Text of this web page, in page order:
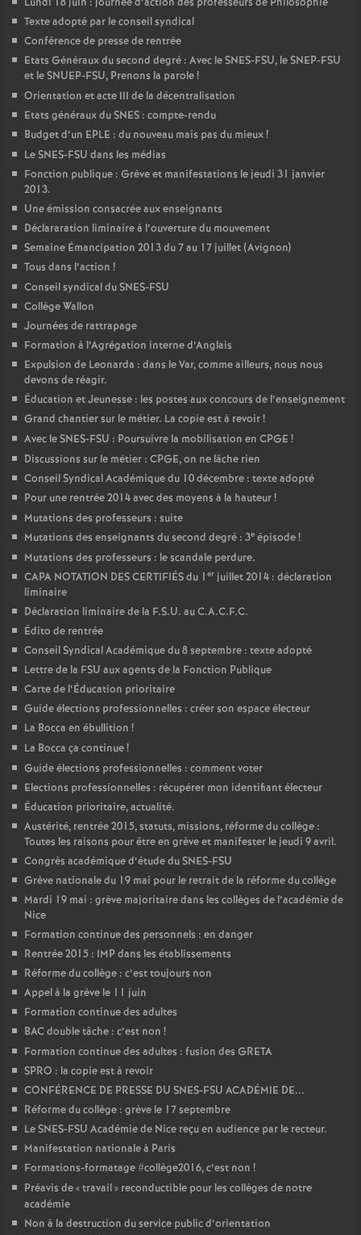
Texte adopté par le conseil syndical
Conférence de presse de rentrée
Etats Généraux du second degré : Avec le SNES-FSU, le SNEP-FSU
et le SNUEP-FSU, Prenons la parole!
Orientation et acte III de la décentralisation
Etats généraux du SNES : compte-rendu
Budget d’un EPLE : du nouveau mais pas du mieux!
Le SNES-FSU dans les médias
Fonction publique : Grève et manifestations le jeudi 31 janvier
2013.
Une émission consacrée aux enseignants
Déclararation liminaire à l’ouverture du mouvement
Semaine Émancipation 2013 du 7 au 17 juillet (Avignon)
Tous dans l’action !
Conseil syndical du SNES-FSU
Collège Wallon
Journées de rattrapage
Formation à l’Agrégation interne d’Anglais
Expulsion de Leonarda : dans le Var, comme ailleurs, nous nous
devons de réagir.
Éducation et Jeunesse : les postes aux concours de l’enseignement
Grand chantier sur le métier. La copie est à revoir!
Avec le SNES-FSU : Poursuivre la mobilisation en CPGE !
Discussions sur le métier : CPGE, on ne lâche rien
Conseil Syndical Académique du 10 décembre : texte adopté
Pour une rentrée 2014 avec des moyens à la hauteur!
Mutations des professeurs : suite
Mutations des enseignants du second degré : 3e épisode!
Mutations des professeurs : le scandale perdure.
CAPA NOTATION DES CERTIFIÉS du 1 er juillet 2014 : déclaration
liminaire
Déclaration liminaire de la F.S.U. au C.A.C.F.C.
Édito de rentrée
Conseil Syndical Académique du 8 septembre : texte adopté
Lettre de la FSU aux agents de la Fonction Publique
Carte de l’Éducation prioritaire
Guide élections professionnelles : créer son espace électeur
La Bocca en ébullition !
La Bocca ça continue!
Guide élections professionnelles : comment voter
Elections professionnelles : récupérer mon identifiant électeur
Éducation prioritaire, actualité.
Austérité, rentrée 2015, statuts, missions, réforme du collège :
Toutes les raisons pour être en grève et manifester le jeudi 9 avril.
Congrès académique d’étude du SNES-FSU
Grève nationale du 19 mai pour le retrait de la réforme du collège
Mardi 19 mai : grève majoritaire dans les collèges de l’académie de
Nice
Formation continue des personnels : en danger
Rentrée 2015 : IMP dans les établissements
Réforme du collège : c’est toujours non
Appel à la grève le 11 juin
Formation continue des adultes
BAC double tâche : c’est non !
Formation continue des adultes : fusion des GRETA
SPRO : la copie est à revoir
CONFÉRENCE DE PRESSE DU SNES-FSU ACADÉMIE DE...
Réforme du collège : grève le 17 septembre
Le SNES-FSU Académie de Nice reçu en audience par le recteur.
Manifestation nationale à Paris
Formations-formatage #collège2016, c’est non !
Préavis de «travail» reconductible pour les collèges de notre
académie
Non à la destruction du service public d’orientation